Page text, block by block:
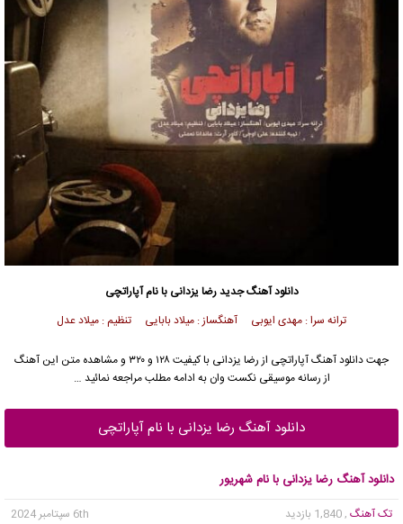
دانلود آهنگ جدیدرضا یزدانی با نام آپاراتچی
ترانه سرا : مهدی ایوبی آهنگساز : میلاد بابایی تنظیم : میلاد عدل
جهت دانلود آهنگ آپاراتچی از رضا یزدانی
با کیفیت ۱۲۸ و ۳۲۰ و مشاهده متن این آهنگ
از رسانه موسیقی نکست وان به ادامه مطلب مراجعه نمائید …
دانلود آهنگ رضا یزدانی با نام آپاراتچی
دانلود آهنگ رضا یزدانی با نام شهریور
تک آهنگ , 1,840 بازدید
6th سپتامبر 2024